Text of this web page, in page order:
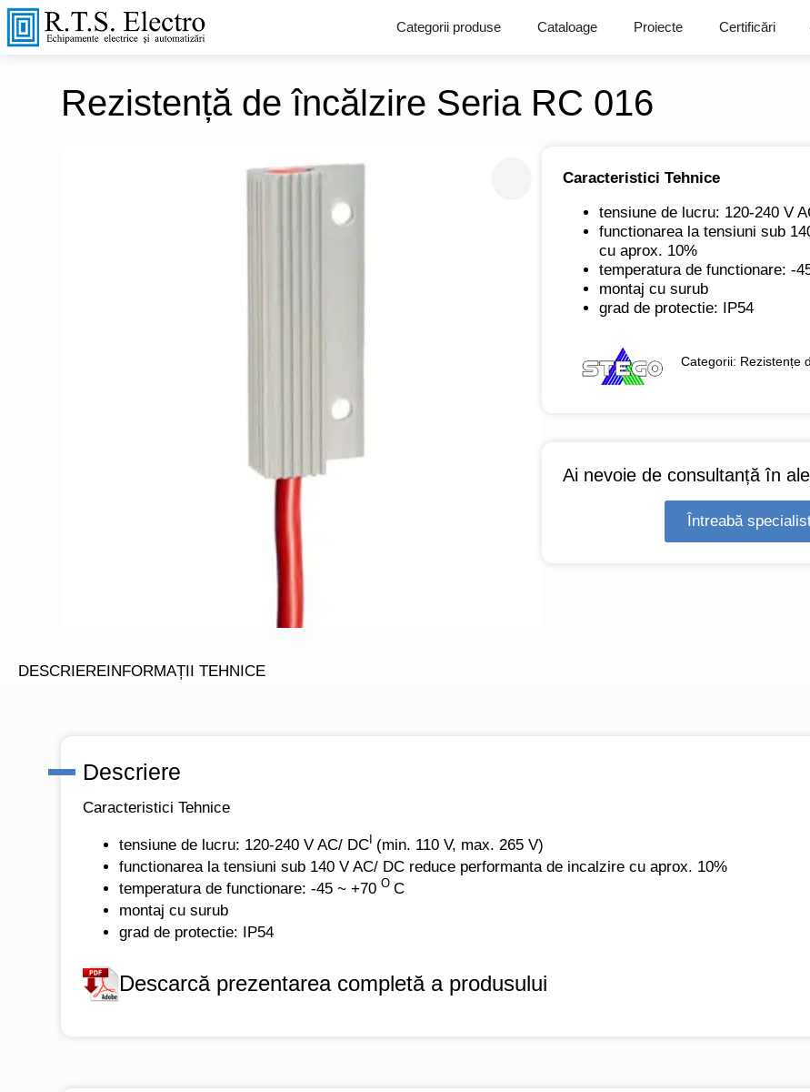
Categorii produse Cataloage Proiecte Certificări
Rezistență de încălzire Seria RC 016
Caracteristici Tehnice
tensiune de lucru: 120-240 V
functionarea la tensiuni sub
cu aprox. 10%
temperatura de functionare: -
montaj cu surub
grad de protectie: IP54
Categorii: Rezistențe
Ai nevoie de consultanță în
Întreabă
DESCRIEREINFORMAȚII TEHNICE
Descriere
Caracteristici Tehnice
tensiune de lucru: 120-240 V AC/ DC (min. 110 V, max. 265 V)
functionarea la tensiuni sub 140 V AC/ DC reduce performanta de incalzire cu aprox. 10%
temperatura de functionare: -45 ~ +70O C
montaj cu surub
grad de protectie: IP54
Descarcă prezentarea completă a produsului